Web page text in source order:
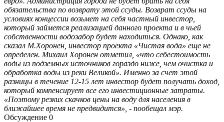
обязательства по возврату этой ссуды. Возврат ссуды на
условиях концессии возьмет на себя частный инвестор,
который займется реализацией данного проекта и в чьей
собственности водозабор будет находиться. Однако, как
сказал М.Хоронен, инвестор проекта «Чистая вода» еще не
определен. Михаил Хоронен отметил, «что себестоимость
воды из подземных источников гораздо ниже, чем очистка и
обработка воды из реки Великой». Именно за счет этой
разницы в течение 12-15 лет инвестор будет получать доход,
который компенсирует все его инвестиционные затраты.
«Поэтому резких скачков цены на воду для населения в
ближайшее время не предвидится», - пообещал мэр.
Обсуждение 0